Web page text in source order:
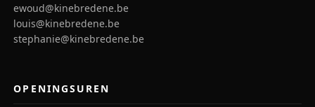
ewoud@kinebredene.be
louis@kinebredene.be
stephanie@kinebredene.be
OPENINGSUREN